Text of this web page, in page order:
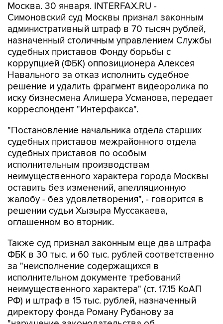
Москва. 30 января. INTERFAX.RU -
Симоновский суд Москвы признал законным
административный штраф в 70 тысяч рублей,
назначенный столичным управлением Службы
судебных приставов Фонду борьбы с
коррупцией (ФБК) оппозиционера Алексея
Навального за отказ исполнить судебное
решение и удалить фрагмент видеоролика по
иску бизнесмена Алишера Усманова, передает
корреспондент "Интерфакса".
"Постановление начальника отдела старших
судебных приставов межрайонного отдела
судебных приставов по особым
исполнительным производствам
неимущественного характера города Москвы
оставить без изменений, апелляционную
жалобу - без удовлетворения", - говорится в
решении судьи Хызыра Муссакаева,
оглашенном во вторник.
Также суд признал законным еще два штрафа
ФБК в 30 тыс. и 60 тыс. рублей соответственно
за "неисполнение содержащихся в
исполнительном документе требований
неимущественного характера" (ст. 17.15 КоАП
РФ) и штраф в 15 тыс. рублей, назначенный
директору фонда Роману Рубанову за